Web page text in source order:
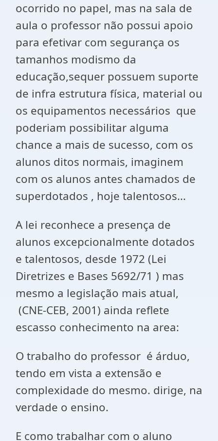
ocorrido no papel, mas na sala de
aula o professor não possui apoio
para efetivar com segurança os
tamanhos modismo da
educação,sequer possuem suporte
de infra estrutura física, material ou
os equipamentos necessários que
poderiam possibilitar alguma
chance a mais de sucesso, com os
alunos ditos normais, imaginem
com os alunos antes chamados de
superdotados , hoje talentosos...
A lei reconhece a presença de
alunos excepcionalmente dotados
e talentosos, desde 1972 (Lei
Diretrizes e Bases 5692/71 ) mas
mesmo a legislação mais atual,
(CNE-CEB, 2001) ainda reflete
escasso conhecimento na area:
O trabalho do professor é árduo,
tendo em vista a extensão e
complexidade do mesmo. dirige, na
verdade o ensino.
E como trabalhar com o aluno